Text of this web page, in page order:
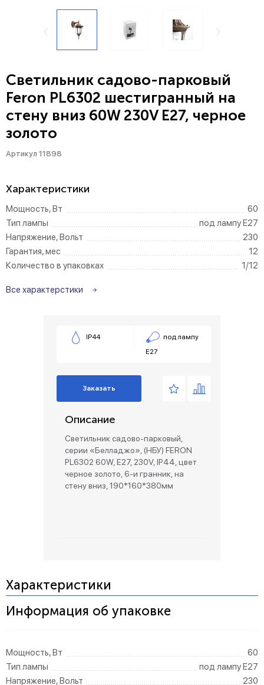
Светильник садово-парковый
Feron PL6302 шестигранный на
стену вниз 60W 230V E27, черное
золото
Артикул 11898
Характеристики
Мощность, Вт
60
Тип лампы
под лампу Е27
Напряжение, Вольт
230
Гарантия, мес
12
Количество в упаковках
1/12
Все характерстики
IP44
под лампу
Е27
Заказать
Описание
Светильник садово-парковый,
серии «Белладжо», (НБУ) FERON
PL6302 60W, E27, 230V, IP44, цвет
черное золото, 6-и гранник, на
стену вниз, 190*160*380мм
Характеристики
Информация об упаковке
Мощность, Вт
60
Тип лампы
под лампу Е27
Напряжение, Вольт
230